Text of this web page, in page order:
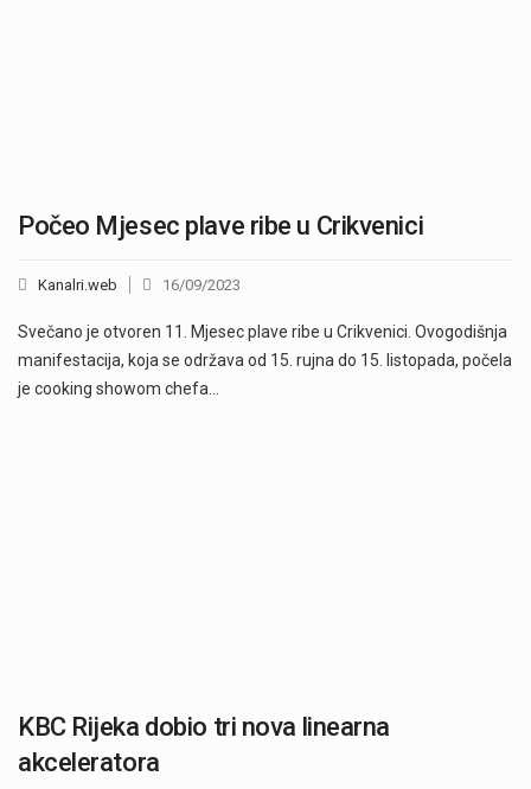
Počeo Mjesec plave ribe u Crikvenici
Kanalri.web 16/09/2023
Svečano je otvoren 11. Mjesec plave ribe u Crikvenici. Ovogodišnja
manifestacija, koja se održava od 15. rujna do 15. listopada, počela
je cooking showom chefa…
KBC Rijeka dobio tri nova linearna
akceleratora